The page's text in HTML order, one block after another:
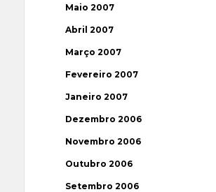
Maio 2007
Abril 2007
Março 2007
Fevereiro 2007
Janeiro 2007
Dezembro 2006
Novembro 2006
Outubro 2006
Setembro 2006